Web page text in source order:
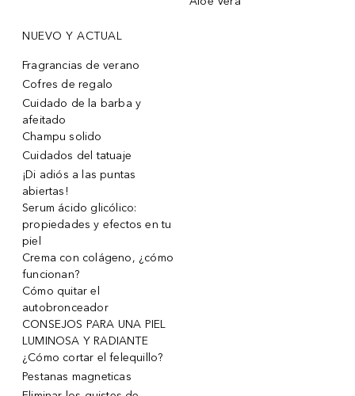
NUEVO Y ACTUAL
Fragrancias de verano
Cofres de regalo
Cuidado de la barba y
afeitado
Champu solido
Cuidados del tatuaje
¡Di adiós a las puntas
abiertas!
Serum ácido glicólico:
propiedades y efectos en tu
piel
Crema con colágeno, ¿cómo
funcionan?
Cómo quitar el
autobronceador
CONSEJOS PARA UNA PIEL
LUMINOSA Y RADIANTE
¿Cómo cortar el felequillo?
Pestanas magneticas